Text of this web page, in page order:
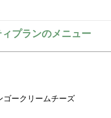
プランのメニュー
ゴークリームチーズ